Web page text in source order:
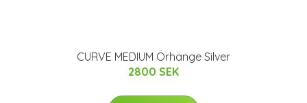
CURVE MEDIUM Örhänge Silver
2800 SEK